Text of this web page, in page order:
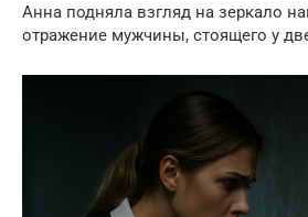
Анна подняла взгляд на зеркало
отражение мужчины, стоящего у